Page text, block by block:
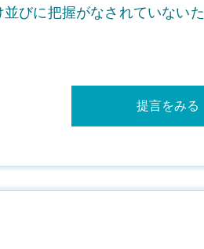
びに把握がなされていない
提言をみる